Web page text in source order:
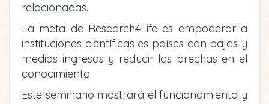
relacionadas.
La meta de Research4Life es empoderar a
instituciones científicas es países con bajos y
medios ingresos y reducir las brechas en el
conocimiento.
Este seminario mostrará el funcionamiento y